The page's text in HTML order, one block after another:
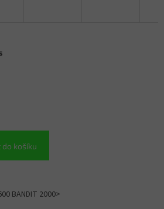
do košíku
BANDIT 2000>